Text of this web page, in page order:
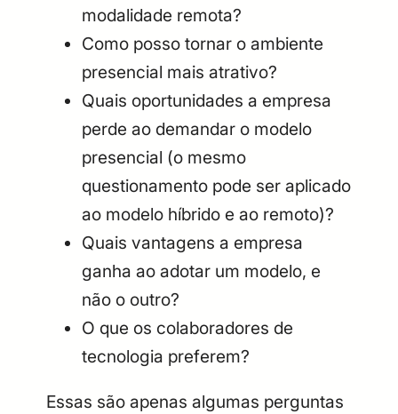
modalidade remota?
Como posso tornar o ambiente
presencial mais atrativo?
Quais oportunidades a empresa
perde ao demandar o modelo
presencial (o mesmo
questionamento pode ser aplicado
ao modelo híbrido e ao remoto)?
Quais vantagens a empresa
ganha ao adotar um modelo, e
não o outro?
O que os colaboradores de
tecnologia preferem?
Essas são apenas algumas perguntas